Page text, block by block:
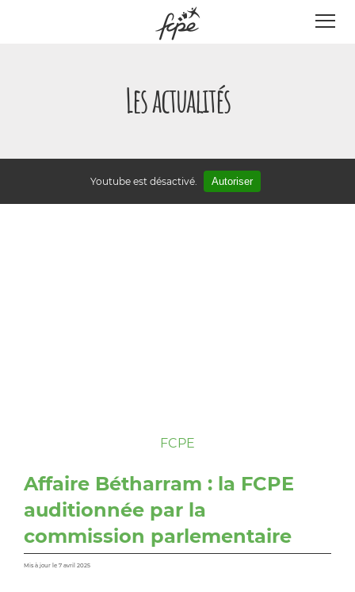
Les actualités
Youtube est désactivé. Autoriser
FCPE
Affaire Bétharram : la FCPE
auditionnée par la
commission parlementaire
Mis à jour le 7 avril 2025
Panneau de gestion des cookies